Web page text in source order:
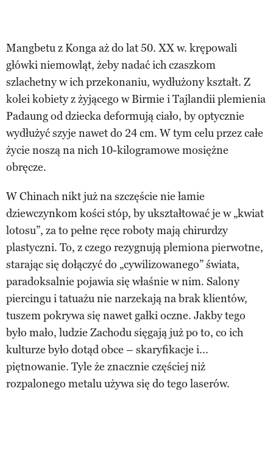
Mangbetu z Konga aż do lat 50. XX w. krępowali
główki niemowląt, żeby nadać ich czaszkom
szlachetny w ich przekonaniu, wydłużony kształt. Z
kolei kobiety z żyjącego w Birmie i Tajlandii plemienia
Padaung od dziecka deformują ciało, by optycznie
wydłużyć szyje nawet do 24 cm. W tym celu przez całe
życie noszą na nich 10-kilogramowe mosiężne
obręcze.
W Chinach nikt już na szczęście nie łamie
dziewczynkom kości stóp, by ukształtować je w „kwiat
lotosu”, za to pełne ręce roboty mają chirurdzy
plastyczni. To, z czego rezygnują plemiona pierwotne,
starając się dołączyć do „cywilizowanego” świata,
paradoksalnie pojawia się właśnie w nim. Salony
piercingu i tatuażu nie narzekają na brak klientów,
tuszem pokrywa się nawet gałki oczne. Jakby tego
było mało, ludzie Zachodu sięgają już po to, co ich
kulturze było dotąd obce – skaryfikacje i...
piętnowanie. Tyle że znacznie częściej niż
rozpalonego metalu używa się do tego laserów.